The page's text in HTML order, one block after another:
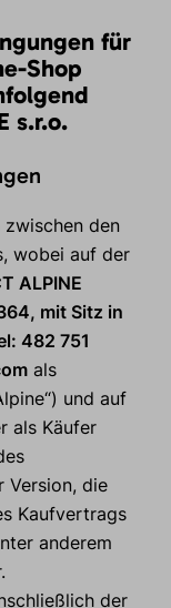
für
Shop
s.r.o.
zwischen den
wobei auf der
ALPINE
mit Sitz in
482 751
als
und auf
als Käufer
Version, die
Kaufvertrags
anderem
der